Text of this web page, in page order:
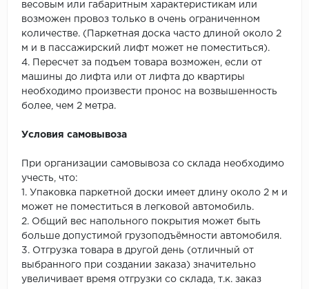
весовым или габаритным характеристикам или
возможен провоз только в очень ограниченном
количестве. (Паркетная доска часто длиной около 2
м и в пассажирский лифт может не поместиться).
4. Пересчет за подъем товара возможен, если от
машины до лифта или от лифта до квартиры
необходимо произвести пронос на возвышенность
более, чем 2 метра.
Условия самовывоза
При организации самовывоза со склада необходимо
учесть, что:
1. Упаковка паркетной доски имеет длину около 2 м и
может не поместиться в легковой автомобиль.
2. Общий вес напольного покрытия может быть
больше допустимой грузоподъёмности автомобиля.
3. Отгрузка товара в другой день (отличный от
выбранного при создании заказа) значительно
увеличивает время отгрузки со склада, т.к. заказ